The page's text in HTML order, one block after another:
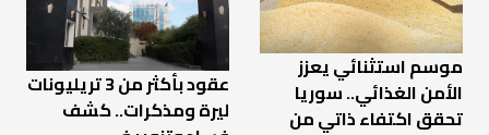
موسم استثنائي يعزز
الأمن الغذائي.. سوريا
تحقق اكتفاء ذاتي من
عقود بأكثر من 3 تريليونات
ليرة ومذكرات.. كشف